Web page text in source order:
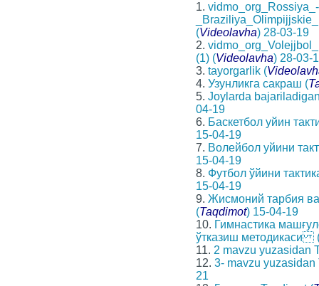
1. vidmo_org_Rossiya_-
(Videolavha) 28-03-19
2.
(1) (Videolavha) 28-03-
3. tayorgarlik (
4. Узунликга сакраш (
5. Joylarda
04-19
6. Баскетбол уйин
15-04-19
7. Волейбол уйини
15-04-19
8. Футбол ўйини
15-04-19
9. Жисмоний тарбия
(Taqdimot) 15-04-19
10. Гимнастика
ўтказиш методикаси
11. 2 mavzu yuzasidan
12. 3- mavzu yuzasidan
21